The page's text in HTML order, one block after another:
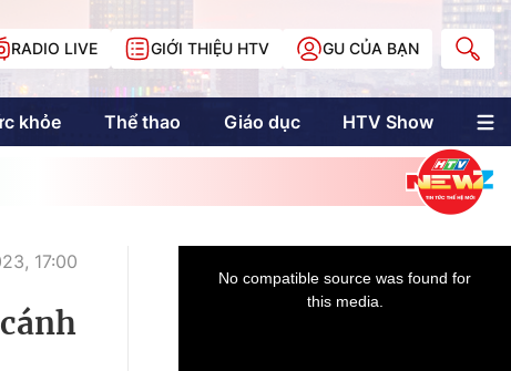
RADIO LIVE GIỚI THIỆU HTV GU CỦA BẠN
khỏe Thể thao Giáo dục HTV Show
Multimedia
Multiform
Doanh nhân Sài
Gòn
17:00